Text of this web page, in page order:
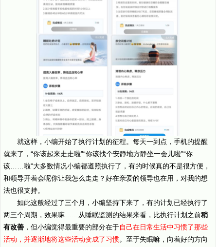
就这样，小编开始了执行计划的征程。每天一到点，手机的提醒
就来了，“你该起来走走啦”“你该找个安静地方静坐一会儿啦”“你
该……啦”大多数情况小编都遵照执行了，有的时候真的不是很方便，
和领导开着会呢你让我怎么走走？好在亲爱的领导也在用，对我的想
法也很支持。
如此这般经过了三个月，小编坚持下来了，有的计划已经执行了
两三个周期，效果嘛……从睡眠监测的结果来看，比执行计划之前稍
有改善 ，但小编觉得最重要的部分在于自己在日常生活中习惯了那些
活动，并逐渐地将这些活动变成了习惯。至于失眠嘛，向着好的方向